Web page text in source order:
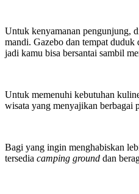
Untuk kenyamanan pengunjung,
mandi. Gazebo dan tempat duduk
jadi kamu bisa bersantai sambil
Untuk memenuhi kebutuhan
wisata yang menyajikan berbagai
Bagi yang ingin menghabiskan
tersedia camping ground dan